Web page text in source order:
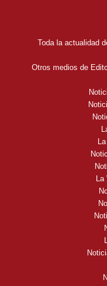
Toda la actualidad
Otros medios de
La